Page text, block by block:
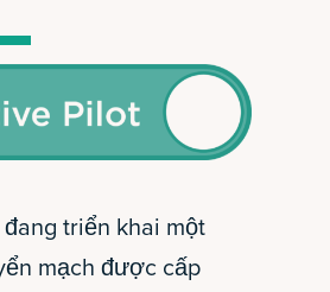
đang triển khai một
mạch được cấp